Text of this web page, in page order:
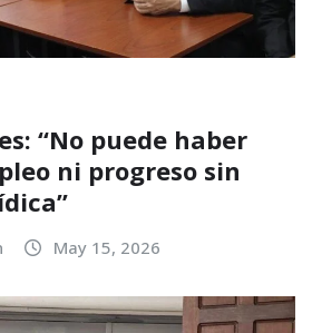
“No puede haber
ni progreso sin
May 15, 2026